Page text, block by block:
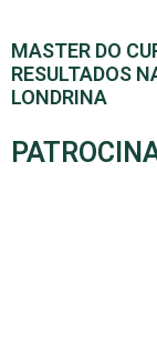
MASTER DO
RESULTADOS
LONDRINA